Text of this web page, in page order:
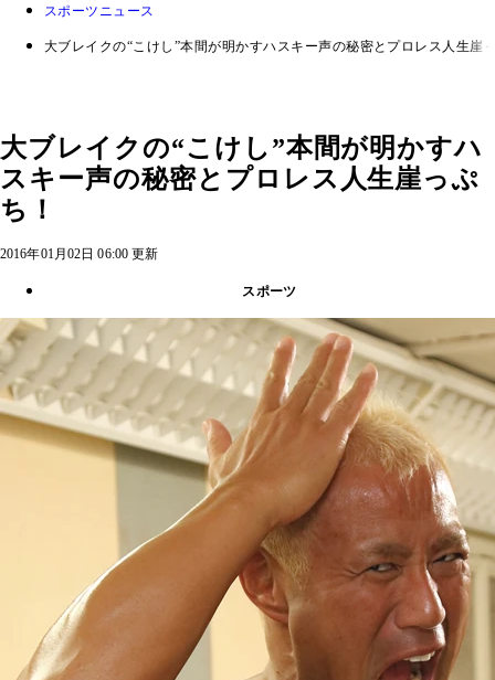
スポーツニュース
大ブレイクの“こけし”本間が明かすハスキー声の秘密とプロレス人生崖
大ブレイクの“こけし”本間が明かすハ
スキー声の秘密とプロレス人生崖っぷ
ち！
2016年01月02日 06:00 更新
スポーツ